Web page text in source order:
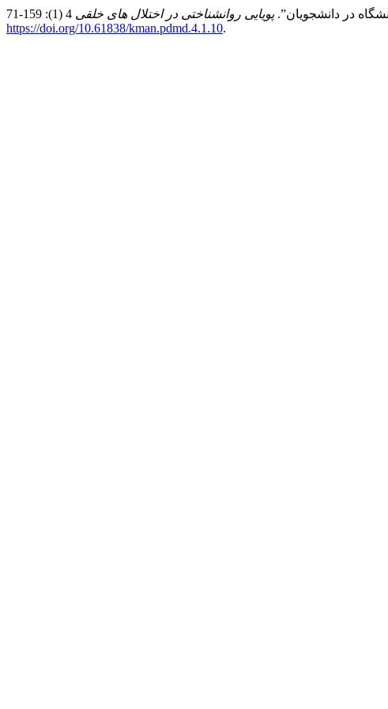
پویایی روانشناختی در اختلال های خلقی
https://doi.org/10.61838/kman.pdmd.4.1.10.